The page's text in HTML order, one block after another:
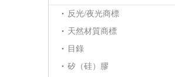
反光/夜光商標
天然材質商標
目錄
矽（硅）膠